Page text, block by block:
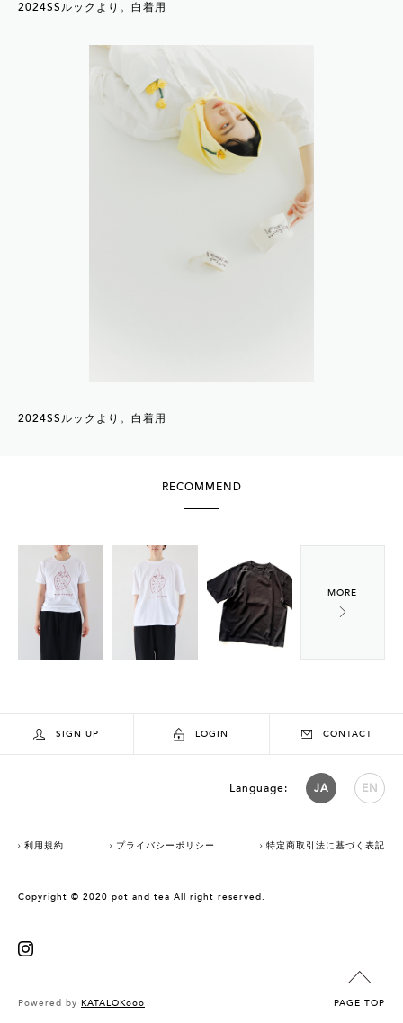
2024SSルックより。白着用
2024SSルックより。白着用
RECOMMEND
SIGN UP LOGIN CONTACT
Language: JA EN
利用規約 プライバシーポリシー 特定商取引法に基づく表記
Copyright © 2020 pot and tea All right reserved.
Powered by KATALOKooo PAGE TOP